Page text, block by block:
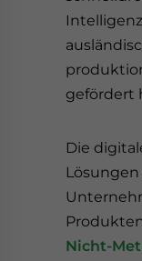
gefördert
Die
Nicht-